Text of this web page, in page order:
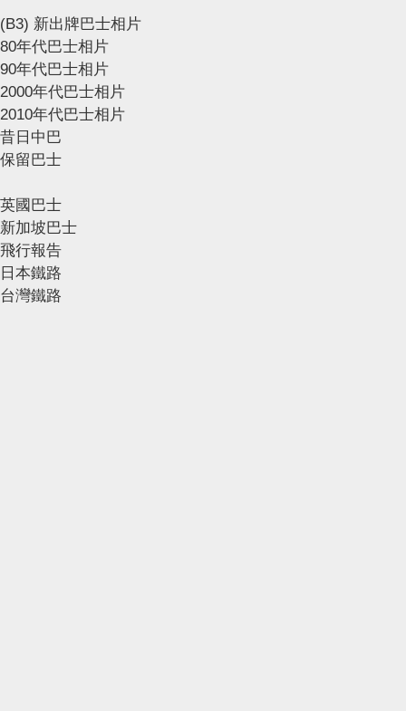
(B3) 新出牌巴士相片
80年代巴士相片
90年代巴士相片
2000年代巴士相片
2010年代巴士相片
昔日中巴
保留巴士
英國巴士
新加坡巴士
飛行報告
日本鐵路
台灣鐵路